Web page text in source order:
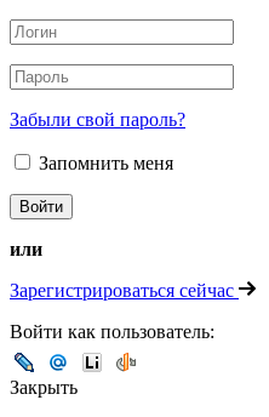
Забыли свой пароль?
Запомнить меня
или
Зарегистрироваться сейчас
Войти как пользователь:
Закрыть